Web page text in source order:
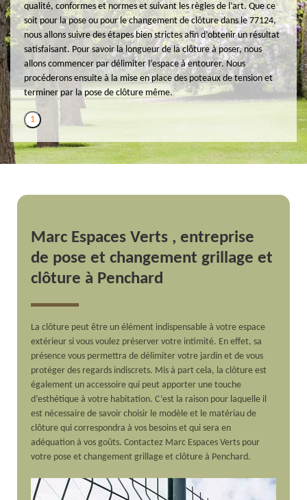
qualité, conformes et normes et suivant les règles de l’art. Que ce
soit pour la pose ou pour le changement de clôture dans le 77124,
nous allons suivre des étapes bien strictes afin d’obtenir un résultat
satisfaisant. Pour savoir la longueur de la clôture à poser, nous
allons commencer par délimiter l’espace à entourer. Nous
procéderons ensuite à la mise en place des poteaux de tension et
terminer par la pose de clôture même.
1
Marc Espaces Verts , entreprise
de pose et changement grillage et
clôture à Penchard
La clôture peut être un élément indispensable à votre espace
extérieur si vous voulez préserver votre intimité. En effet, sa
présence vous permettra de délimiter votre jardin et de vous
protéger des regards indiscrets. Mis à part cela, la clôture est
également un accessoire qui peut apporter une touche
d’esthétique à votre habitation. C’est la raison pour laquelle il
est nécessaire de savoir choisir le modèle et le matériau de
clôture qui correspondra à vos besoins et qui sera en
adéquation à vos goûts. Contactez Marc Espaces Verts pour
votre pose et changement grillage et clôture à Penchard.